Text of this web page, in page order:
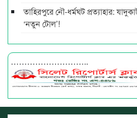
তাহিরপুরে নৌ-ধর্মঘট প্রত্যাহার:
‘নতুন টোল’!
………………………..